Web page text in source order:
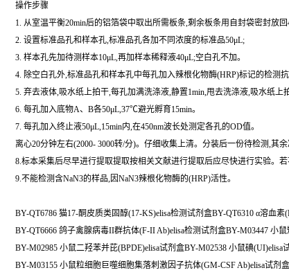
操作步骤
1. 从室温平衡20min后的铝箔袋中取出所需板条,剩余板条用自封袋密封放回
2. 设置标准品孔和样本孔,标准品孔各加不同浓度的标准品50μL;
3. 样本孔先加待测样本10μL,再加样本稀释液40μL;空白孔不加。
4. 除空白孔外,标准品孔和样本孔中每孔加入辣根化物酶(HRP)标记的检测
5. 弃去液体,吸水纸上拍干,每孔加满洗涤液,静置1min,甩去洗涤液,吸水纸上
6. 每孔加入底物A、B各50μL,37℃避光孵育15min。
7. 每孔加入终止液50μL,15min内,在450nm波长处测定各孔的OD值。
离心20分钟左右(2000- 3000转/分)。仔细收集上清。分装后一份待检测,其余
8.标本采集后尽早进行提取提取按相关文献进行提取后应尽快进行实验。
9.不能检测含NaN3的样品,因NaN3辣根化物酶的(HRP)活性。
BY-QT6786 猫17-酮皮质类固醇(17-KS)elisa检测试剂盒BY-QT6310 α溶血素
BY-QT6666 鸽子禽腺病毒II群抗体(F-II Ab)elisa检测试剂盒BY-M03447 小
BY-M02985 小鼠二羟苯并芘(BPDE)elisa试剂盒BY-M02538 小鼠碘(UI)elisa
BY-M03155 小鼠粒细胞巨噬细胞集落刺激因子抗体(GM-CSF Ab)elisa试剂